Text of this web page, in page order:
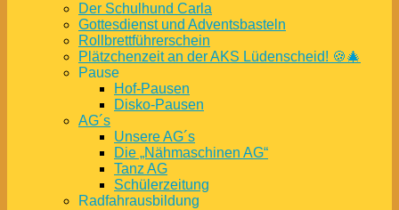
Der Schulhund Carla
Gottesdienst und Adventsbasteln
Rollbrettführerschein
Plätzchenzeit an der AKS Lüdenscheid! 🍪🎄
Pause
Hof-Pausen
Disko-Pausen
AG´s
Unsere AG´s
Die „Nähmaschinen AG“
Tanz AG
Schülerzeitung
Radfahrausbildung